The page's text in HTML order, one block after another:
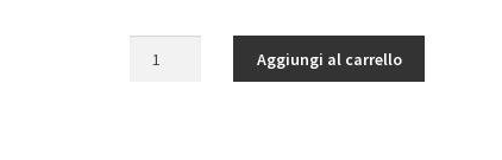
Aggiungi al carrello